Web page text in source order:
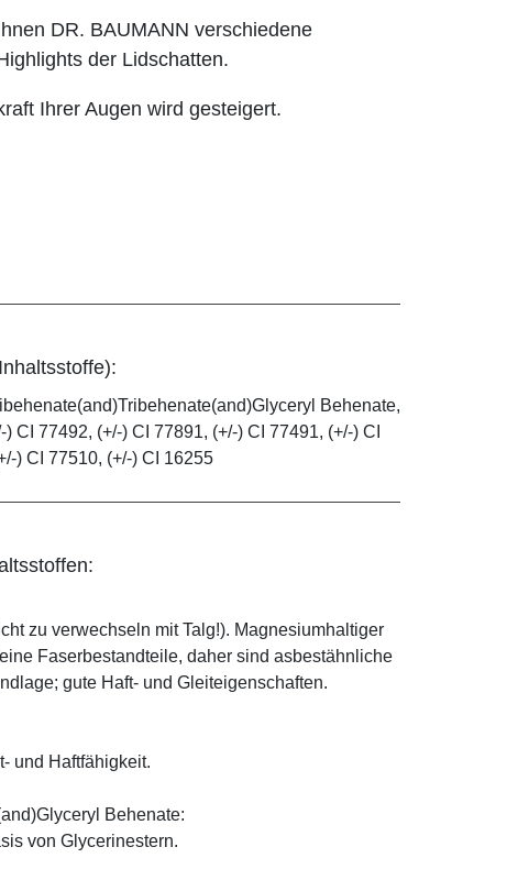
DR. BAUMANN verschiedene
der Lidschatten.
Ihrer Augen wird gesteigert.
Behenate,
CI 77492, (+/-) CI 77891, (+/-) CI 77491, (+/-) CI
) CI 77510, (+/-) CI 16255
zu verwechseln mit Talg!). Magnesiumhaltiger
Faserbestandteile, daher sind asbestähnliche
gute Haft- und Gleiteigenschaften.
und Haftfähigkeit.
Behenate:
von Glycerinestern.